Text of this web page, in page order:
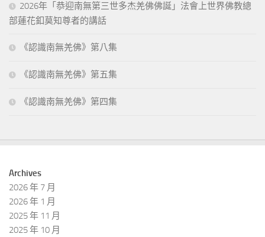
2026年「恭迎南無第三世多杰羌佛佛誕」法會上世界佛教總
部蓮花釦莫知尊者的講話
《認識南無羌佛》第八集
《認識南無羌佛》第五集
《認識南無羌佛》第四集
Archives
2026 年 7 月
2026 年 1 月
2025 年 11 月
2025 年 10 月